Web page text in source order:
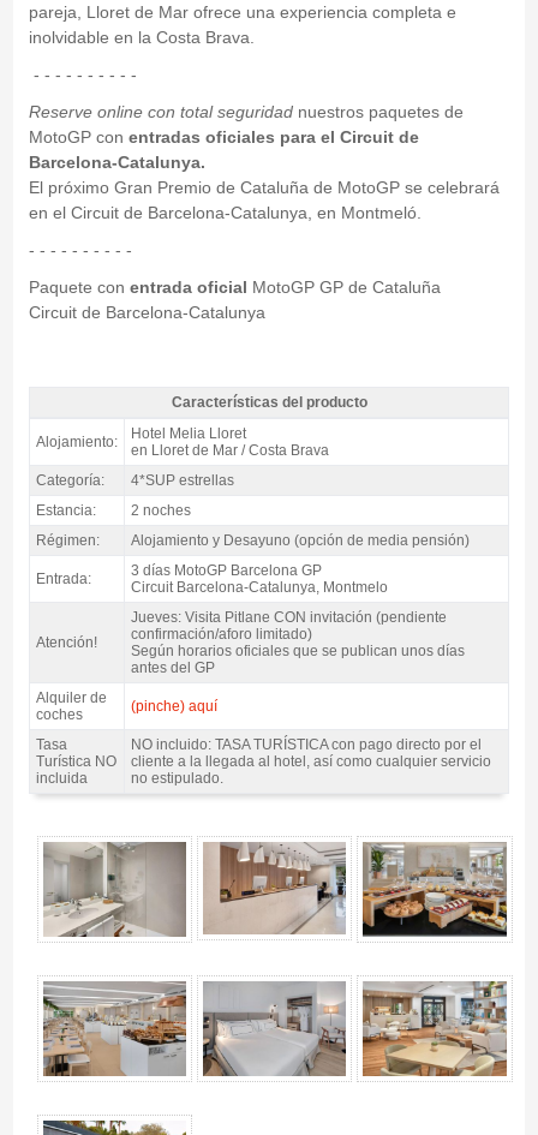
pareja, Lloret de Mar ofrece una experiencia completa e
inolvidable en la Costa Brava.
- - - - - - - - - -
Reserve online con total seguridadnuestros paquetes de
MotoGP con entradas oficiales para el Circuit de
Barcelona-Catalunya.
El próximo Gran Premio de Cataluña de MotoGP se celebrará
en el Circuit de Barcelona-Catalunya, en Montmeló.
- - - - - - - - - -
Paquete con entrada oficial MotoGP GP de Cataluña
Circuit de Barcelona-Catalunya
Pack Lloret MotoGP Catalunya, Hotel Melia Lloret 4*S / 2 noches A.D. -
Características del producto
Características del producto
Alojamiento:
Hotel Melia Lloret
en Lloret de Mar / Costa Brava
Categoría:
4*SUP estrellas
Estancia:
2 noches
Régimen:
Alojamiento y Desayuno (opción de media pensión)
Entrada:
3 días MotoGP Barcelona GP
Circuit Barcelona-Catalunya, Montmelo
Atención!
Jueves: Visita Pitlane CON invitación (pendiente
confirmación/aforo limitado)
Según horarios oficiales que se publican unos días
antes del GP
Alquiler de
coches
(pinche) aquí
Tasa
Turística NO
incluida
NO incluido: TASA TURÍSTICA con pago directo por el
cliente a la llegada al hotel, así como cualquier servicio
no estipulado.
Gallery 4